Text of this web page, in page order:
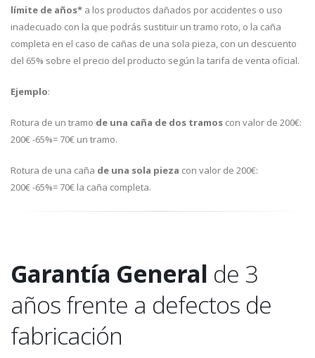
límite de años* a los productos dañados por accidentes o uso
inadecuado con la que podrás sustituir un tramo roto, o la caña
completa en el caso de cañas de una sola pieza, con un descuento
del 65% sobre el precio del producto según la tarifa de venta oficial.
Ejemplo:
Rotura de un tramo de una caña de dos tramos con valor de 200€:
200€ -65%= 70€ un tramo.
Rotura de una caña de una sola pieza con valor de 200€:
200€ -65%= 70€ la caña completa.
Garantía General de 3
años frente a defectos de
fabricación